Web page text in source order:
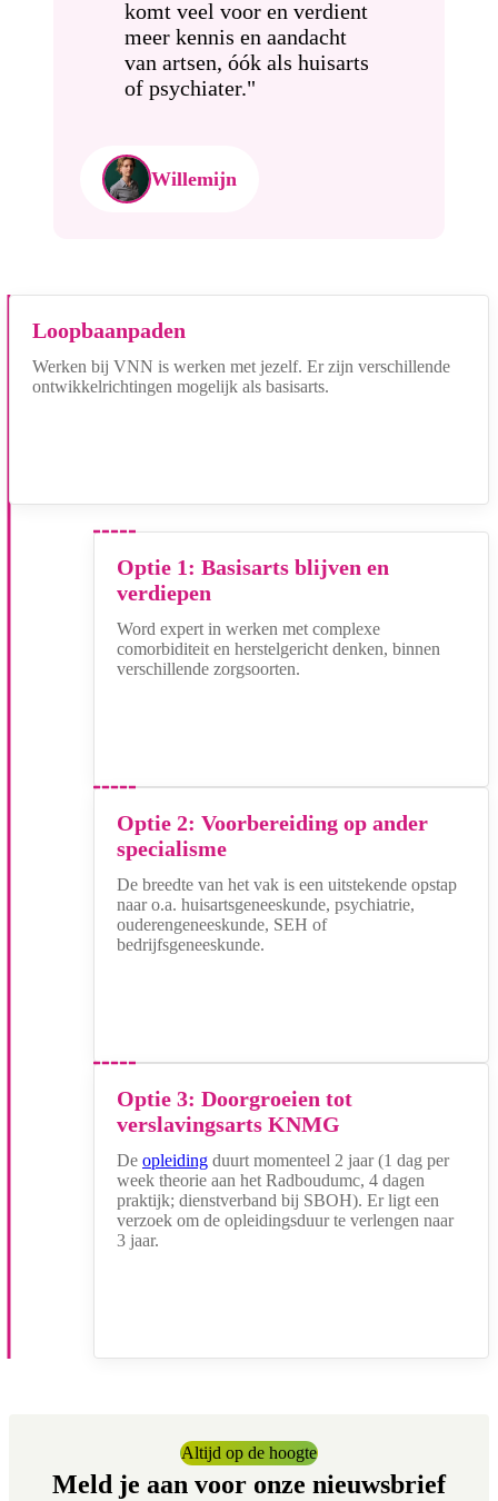
komt veel voor en verdient
meer kennis en aandacht
van artsen, óók als huisarts
of psychiater."
Willemijn
Loopbaanpaden
Werken bij VNN is werken met jezelf. Er zijn verschillende
ontwikkelrichtingen mogelijk als basisarts.
Optie 1: Basisarts blijven en
verdiepen
Word expert in werken met complexe
comorbiditeit en herstelgericht denken, binnen
verschillende zorgsoorten.
Optie 2: Voorbereiding op ander
specialisme
De breedte van het vak is een uitstekende opstap
naar o.a. huisartsgeneeskunde, psychiatrie,
ouderengeneeskunde, SEH of
bedrijfsgeneeskunde.
Optie 3: Doorgroeien tot
verslavingsarts KNMG
De opleiding duurt momenteel 2 jaar (1 dag per
week theorie aan het Radboudumc, 4 dagen
praktijk; dienstverband bij SBOH). Er ligt een
verzoek om de opleidingsduur te verlengen naar
3 jaar.
Altijd op de hoogte
Meld je aan voor onze nieuwsbrief